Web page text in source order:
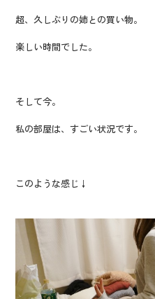
超、久しぶりの姉との買い物。
楽しい時間でした。
そして今。
私の部屋は、すごい状況です。
このような感じ↓